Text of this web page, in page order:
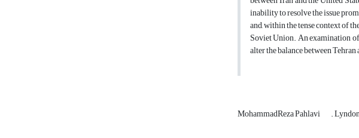
inability to resolve the issue
and, within the tense context of
Soviet Union. An examination
alter the balance between
MohammadReza Pahlavi .